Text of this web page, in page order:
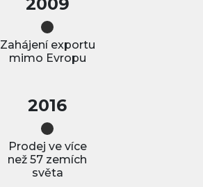
2009
Zahájení exportu
mimo Evropu
2016
Prodej ve více
než 57 zemích
světa